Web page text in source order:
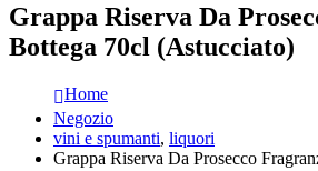
Grappa Riserva Da
Bottega 70cl (Astucciato)
Home
Negozio
vini e spumanti, liquori
Grappa Riserva Da Prosecco